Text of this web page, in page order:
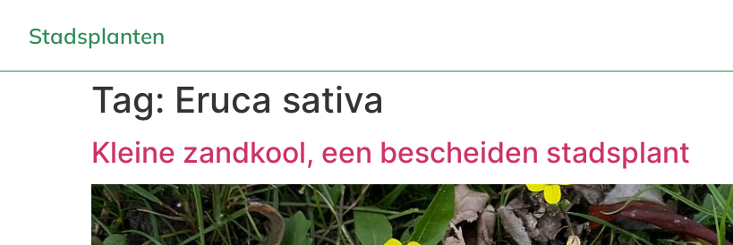
Stadsplanten
Tag: Eruca sativa
Kleine zandkool, een bescheiden stadsplant